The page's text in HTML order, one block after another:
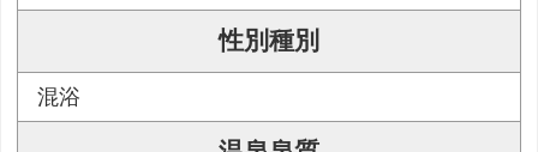
性別種別
混浴